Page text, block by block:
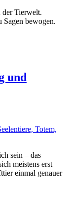
der Tierwelt.
Sagen bewogen.
und
sein – das
meistens erst
einmal genauer